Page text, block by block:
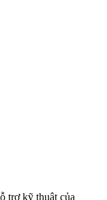
trợ kỹ thuật của